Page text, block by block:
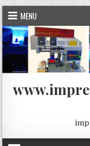
Skip
to
content
MENU